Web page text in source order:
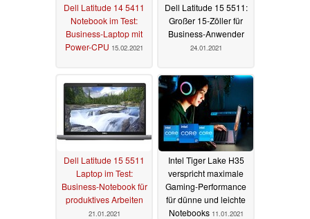
Dell Latitude 14 5411
Notebook im Test:
Business-Laptop mit
Power-CPU 15.02.2021
Dell Latitude 15 5511:
Großer 15-Zöller für
Business-Anwender
24.01.2021
Dell Latitude 15 5511
Laptop im Test:
Business-Notebook für
produktives Arbeiten
21.01.2021
Intel Tiger Lake H35
verspricht maximale
Gaming-Performance
für dünne und leichte
Notebooks 11.01.2021